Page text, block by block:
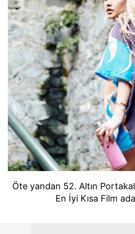
Öte yandan 52. Altın
En İyi Kısa Film